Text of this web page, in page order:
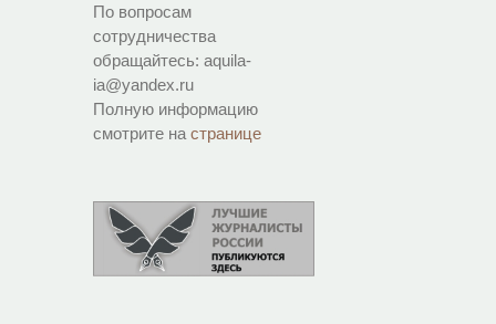
По вопросам
сотрудничества
обращайтесь: aquila-
ia@yandex.ru
Полную информацию
смотрите на странице